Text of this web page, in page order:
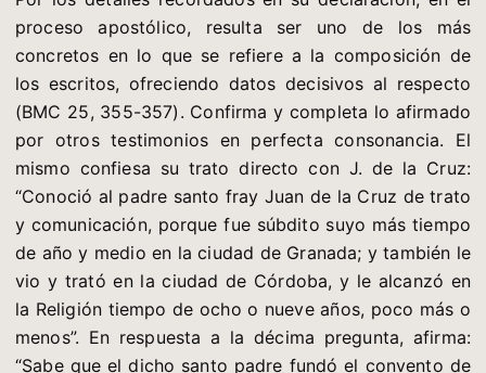
proceso apostólico, resulta ser uno de los más
concretos en lo que se refiere a la composición de
los escritos, ofreciendo datos decisivos al respecto
(BMC 25, 355-357). Confirma y completa lo afirmado
por otros testimonios en perfecta consonancia. El
mismo confiesa su trato directo con J. de la Cruz:
“Conoció al padre santo fray Juan de la Cruz de trato
y comunicación, porque fue súbdito suyo más tiempo
de año y medio en la ciudad de Granada; y también le
vio y trató en la ciudad de Córdoba, y le alcanzó en
la Religión tiempo de ocho o nueve años, poco más o
menos”. En respuesta a la décima pregunta, afirma:
“Sabe que el dicho santo padre fundó el convento de